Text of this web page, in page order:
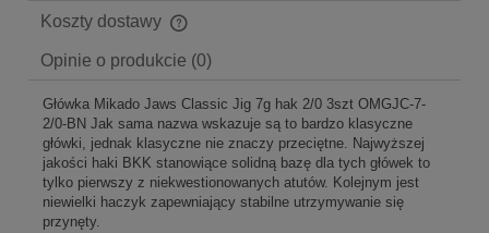
Koszty dostawy
Cena nie zawiera ewentualnych kosztów płatności
Opinie o produkcie (0)
Główka Mikado Jaws Classic Jig 7g hak 2/0 3szt OMGJC-7-
2/0-BN Jak sama nazwa wskazuje są to bardzo klasyczne
główki, jednak klasyczne nie znaczy przeciętne. Najwyższej
jakości haki BKK stanowiące solidną bazę dla tych główek to
tylko pierwszy z niekwestionowanych atutów. Kolejnym jest
niewielki haczyk zapewniający stabilne utrzymywanie się
przynęty.